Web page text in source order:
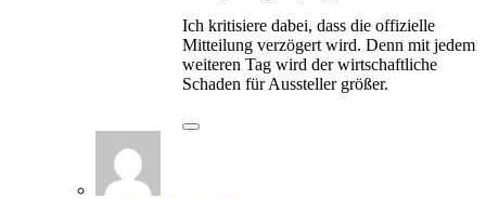
Ich kritisiere dabei, dass die offizielle
Mitteilung verzögert wird. Denn mit jedem
weiteren Tag wird der wirtschaftliche
Schaden für Aussteller größer.